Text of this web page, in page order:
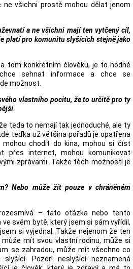
ne všichni prostě mohou dělat jenom
a ne všichni mají ten vytčený cíl,
platí pro komunitu slyšících stejně jako
tom konkrétním člověku, je to hodně
chce sehnat informace a chce se
možnost.
vlastního pocitu, že to určitě pro ty
teda to nemají tak jednoduché, ale ty
teďka už většina pořadů je opatřena
chodit do kina, mohou si číst
přes internet, mohou komunikovat
zprávami. Takže těch možností je
Nebo může žít pouze v chráněném
– tato otázka nebo tento
svém bytě, který jsem si sám vyřídil,
si vyjednal. Takže nejenom že ten
mít svou vlastní rodinu, může si
se zahradou, může mít všechno co
Pozor! neslyšící neznamená